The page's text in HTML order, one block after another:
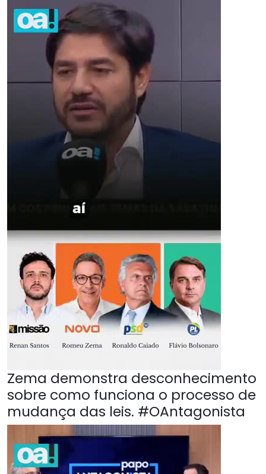
Zema demonstra desconhecimento
sobre como funciona o processo de
mudança das leis. #OAntagonista